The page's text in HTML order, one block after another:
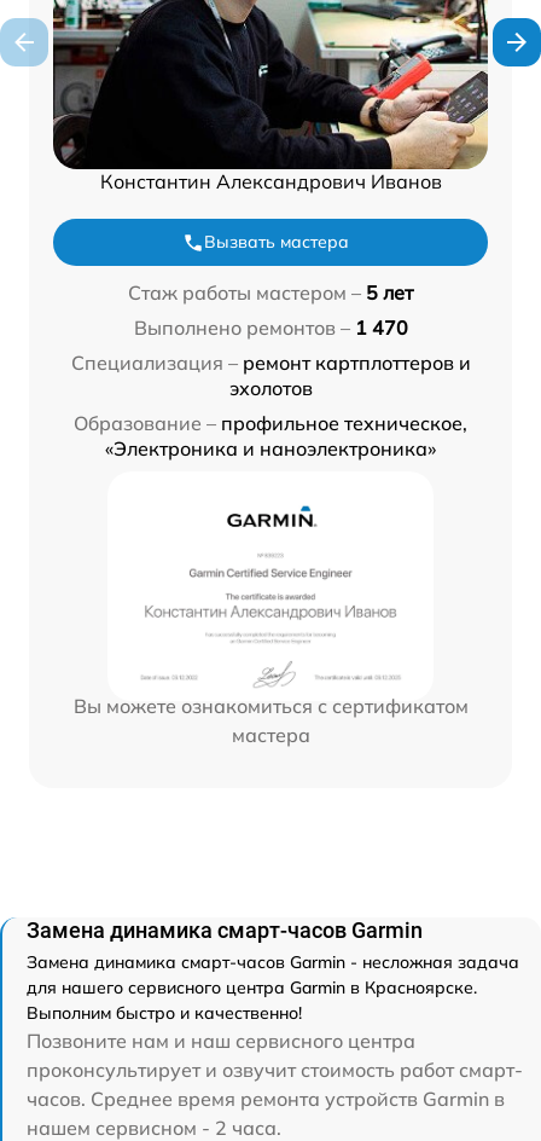
Константин Александрович Иванов
Вызвать мастера
Стаж работы мастером – 5 лет
Выполнено ремонтов – 1 470
Специализация – ремонт картплоттеров и
эхолотов
Образование – профильное техническое,
«Электроника и наноэлектроника»
Вы можете ознакомиться с сертификатом
мастера
Замена динамика смарт-часов Garmin
Замена динамика смарт-часов Garmin - несложная задача
для нашего сервисного центра Garmin в Красноярске.
Выполним быстро и качественно!
Позвоните нам и наш сервисного центра
проконсультирует и озвучит стоимость работ смарт-
часов. Среднее время ремонта устройств Garmin в
нашем сервисном - 2 часа.